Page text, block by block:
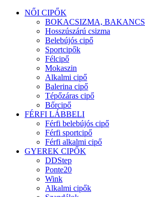
NŐI CIPŐK
BOKACSIZMA, BAKANCS
Hosszúszárú csizma
Belebújós cipő
Sportcipők
Félcipő
Mokaszin
Alkalmi cipő
Balerina cipő
Tépőzáras cipő
Bőrcipő
FÉRFI LÁBBELI
Férfi belebújós cipő
Férfi sportcipő
Férfi alkalmi cipő
GYEREK CIPŐK
DDStep
Ponte20
Wink
Alkalmi cipők